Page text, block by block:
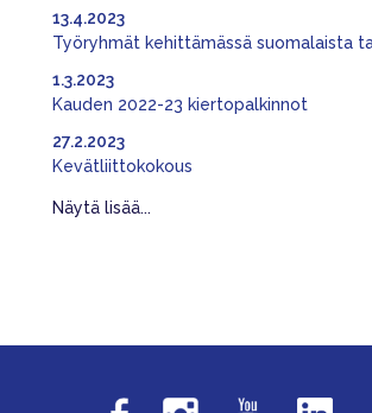
Työryhmät kehittämässä suomalaista
13.4.2023
Kauden 2022-23 kiertopalkinnot
1.3.2023
Kevätliittokokous
27.2.2023
Näytä lisää...